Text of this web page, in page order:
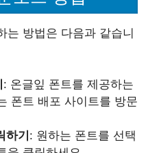
는 방법은 다음과 같습니
: 온글잎 폰트를 제공하는
폰트 배포 사이트를 방문
기 : 원하는 폰트를 선택